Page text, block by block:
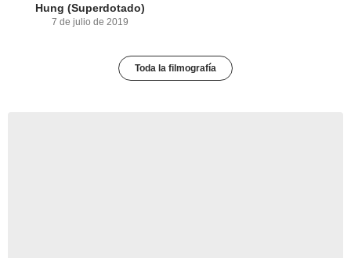
Hung (Superdotado)
7 de julio de 2019
Toda la filmografía